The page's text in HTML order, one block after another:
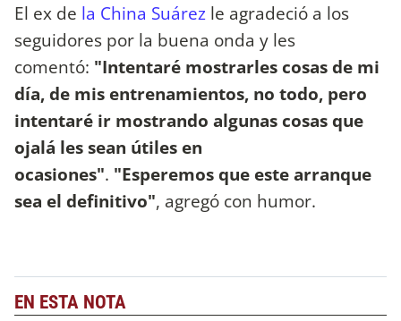
El ex de la China Suárez le agradeció a los
seguidores por la buena onda y les
comentó: "Intentaré mostrarles cosas de mi
día, de mis entrenamientos, no todo, pero
intentaré ir mostrando algunas cosas que
ojalá les sean útiles en
ocasiones". "Esperemos que este arranque
sea el definitivo", agregó con humor.
EN ESTA NOTA